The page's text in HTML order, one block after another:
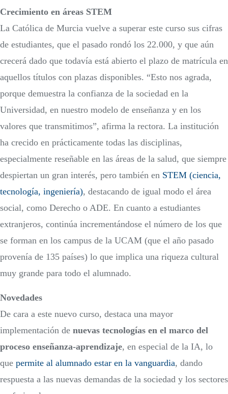
Crecimiento en áreas STEM
La Católica de Murcia vuelve a superar este curso sus cifras
de estudiantes, que el pasado rondó los 22.000, y que aún
crecerá dado que todavía está abierto el plazo de matrícula en
aquellos títulos con plazas disponibles. “Esto nos agrada,
porque demuestra la confianza de la sociedad en la
Universidad, en nuestro modelo de enseñanza y en los
valores que transmitimos”, afirma la rectora. La institución
ha crecido en prácticamente todas las disciplinas,
especialmente reseñable en las áreas de la salud, que siempre
despiertan un gran interés, pero también en STEM (ciencia,
tecnología, ingeniería), destacando de igual modo el área
social, como Derecho o ADE. En cuanto a estudiantes
extranjeros, continúa incrementándose el número de los que
se forman en los campus de la UCAM (que el año pasado
provenía de 135 países) lo que implica una riqueza cultural
muy grande para todo el alumnado.
Novedades
De cara a este nuevo curso, destaca una mayor
implementación de nuevas tecnologías en el marco del
proceso enseñanza-aprendizaje, en especial de la IA, lo
que permite al alumnado estar en la vanguardia, dando
respuesta a las nuevas demandas de la sociedad y los sectores